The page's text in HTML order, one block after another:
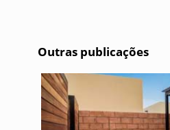
Outras publicações